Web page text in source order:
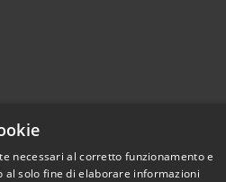
necessari al corretto funzionamento e
al solo fine di elaborare informazioni